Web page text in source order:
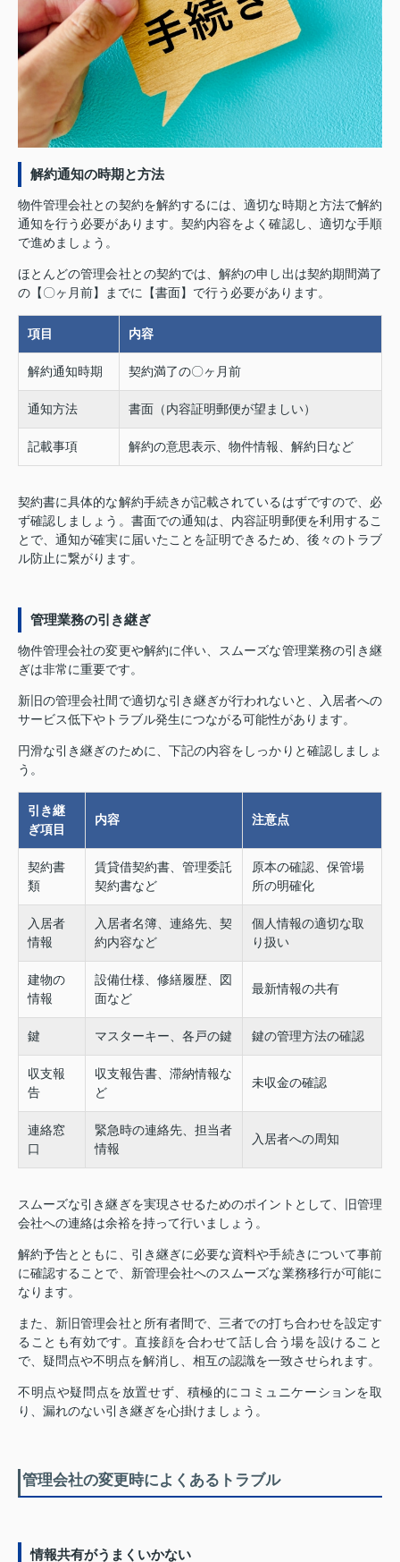
解約通知の時期と方法
物件管理会社との契約を解約するには、適切な時期と方法で解約
通知を行う必要があります。契約内容をよく確認し、適切な手順
で進めましょう。
ほとんどの管理会社との契約では、解約の申し出は契約期間満了
の【〇ヶ月前】までに【書面】で行う必要があります。
項目 内容
解約通知時期 契約満了の〇ヶ月前
通知方法 書面（内容証明郵便が望ましい）
記載事項 解約の意思表示、物件情報、解約日など
契約書に具体的な解約手続きが記載されているはずですので、必
ず確認しましょう。書面での通知は、内容証明郵便を利用するこ
とで、通知が確実に届いたことを証明できるため、後々のトラブ
ル防止に繋がります。
管理業務の引き継ぎ
物件管理会社の変更や解約に伴い、スムーズな管理業務の引き継
ぎは非常に重要です。
新旧の管理会社間で適切な引き継ぎが行われないと、入居者への
サービス低下やトラブル発生につながる可能性があります。
円滑な引き継ぎのために、下記の内容をしっかりと確認しましょ
う。
引き継
ぎ項目
内容 注意点
契約書
類
賃貸借契約書、管理委託
契約書など
原本の確認、保管場
所の明確化
入居者
情報
入居者名簿、連絡先、契
約内容など
個人情報の適切な取
り扱い
建物の
情報
設備仕様、修繕履歴、図
面など
最新情報の共有
鍵 マスターキー、各戸の鍵 鍵の管理方法の確認
収支報
告
収支報告書、滞納情報な
ど
未収金の確認
連絡窓
口
緊急時の連絡先、担当者
情報
入居者への周知
スムーズな引き継ぎを実現させるためのポイントとして、旧管理
会社への連絡は余裕を持って行いましょう。
解約予告とともに、引き継ぎに必要な資料や手続きについて事前
に確認することで、新管理会社へのスムーズな業務移行が可能に
なります。
また、新旧管理会社と所有者間で、三者での打ち合わせを設定す
ることも有効です。直接顔を合わせて話し合う場を設けること
で、疑問点や不明点を解消し、相互の認識を一致させられます。
不明点や疑問点を放置せず、積極的にコミュニケーションを取
り、漏れのない引き継ぎを心掛けましょう。
管理会社の変更時によくあるトラブル
情報共有がうまくいかない